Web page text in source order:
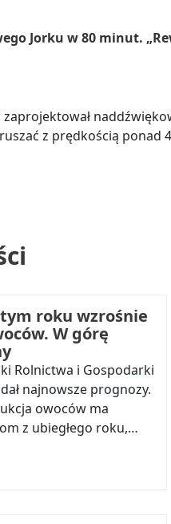
Jorku w 80 minut.
z prędkością
roku wzrośnie
W górę
Rolnictwa i Gospodarki
najnowsze prognozy.
owoców ma
z ubiegłego roku,…